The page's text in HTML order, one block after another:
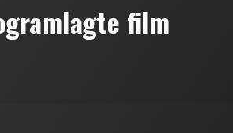
film